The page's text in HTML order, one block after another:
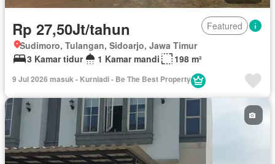
Rp 27,50Jt/tahun
Featured
Sudimoro, Tulangan, Sidoarjo, Jawa Timur
3 Kamar tidur
1 Kamar mandi 198 m²
9 Jul 2026 masuk - Kurniadi - Be The Best Property